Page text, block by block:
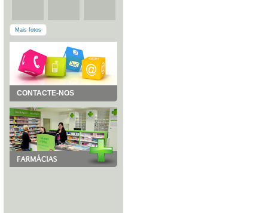
Mais fotos
CONTACTE-NOS